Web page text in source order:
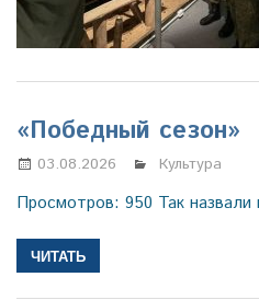
«Победный сезон»
03.08.2026 Марина
Культура
Просмотров: 950 Так
ЧИТАТЬ